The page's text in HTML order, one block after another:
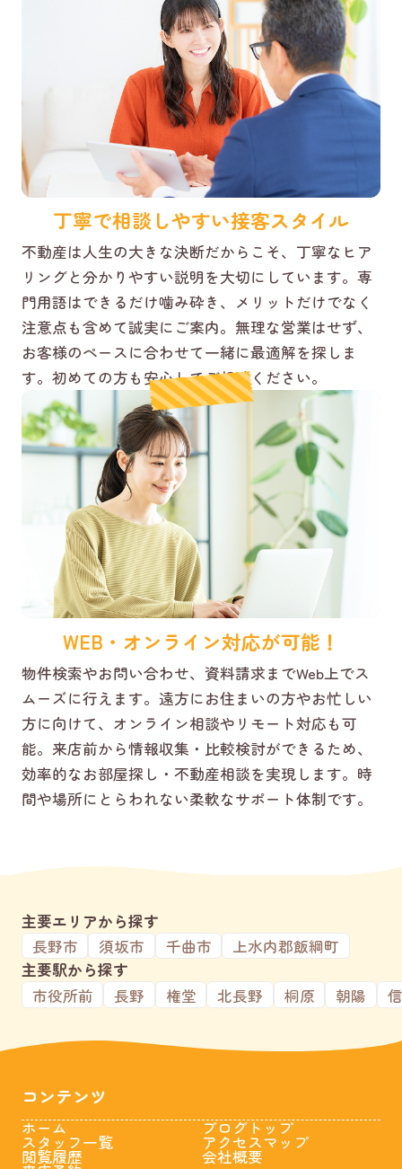
丁寧で相談しやすい接客スタイル
不動産は人生の大きな決断だからこそ、丁寧なヒア
リングと分かりやすい説明を大切にしています。専
門用語はできるだけ噛み砕き、メリットだけでなく
注意点も含めて誠実にご案内。無理な営業はせず、
お客様のペースに合わせて一緒に最適解を探しま
す。初めての方も安心してご相談ください。
WEB・オンライン対応が可能！
物件検索やお問い合わせ、資料請求までWeb上でス
ムーズに行えます。遠方にお住まいの方やお忙しい
方に向けて、オンライン相談やリモート対応も可
能。来店前から情報収集・比較検討ができるため、
効率的なお部屋探し・不動産相談を実現します。時
間や場所にとらわれない柔軟なサポート体制です。
主要エリアから探す
長野市
須坂市 千曲市
上水内郡飯綱町
主要駅から探す
市役所前
長野 権堂 北長野 桐原 朝陽
コンテンツ
ホーム
スタッフ一覧
閲覧履歴
ブログトップ
アクセスマップ
会社概要